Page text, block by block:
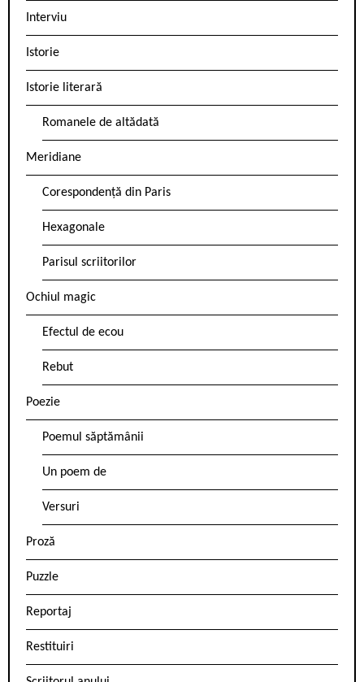
Interviu
Istorie
Istorie literară
Romanele de altădată
Meridiane
Corespondență din Paris
Hexagonale
Parisul scriitorilor
Ochiul magic
Efectul de ecou
Rebut
Poezie
Poemul săptămânii
Un poem de
Versuri
Proză
Puzzle
Reportaj
Restituiri